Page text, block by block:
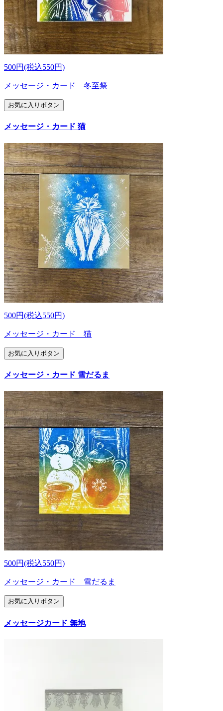
500円(税込550円)
メッセージ・カード 冬至祭
お気に入りボタン
メッセージ・カード 猫
500円(税込550円)
メッセージ・カード 猫
お気に入りボタン
メッセージ・カード 雪だるま
500円(税込550円)
メッセージ・カード 雪だるま
お気に入りボタン
メッセージカード 無地